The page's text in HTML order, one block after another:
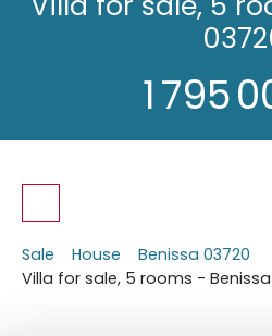
1 795
Sale House
Benissa 03720
Villa for sale, 5 rooms -